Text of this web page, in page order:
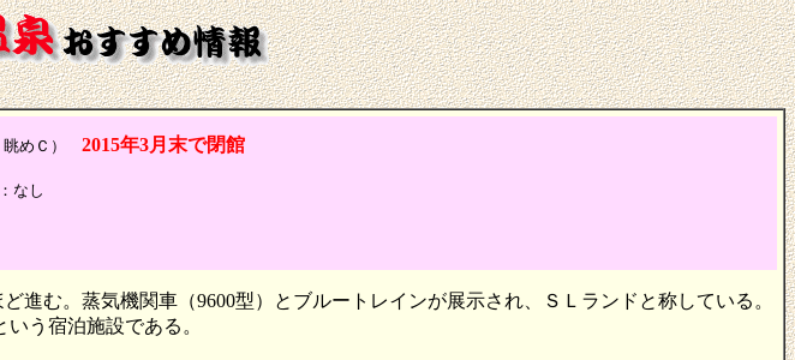
めＣ） 2015年3月末で閉館
なし
進む。蒸気機関車（9600型）とブルートレインが展示され、ＳＬランドと称している。
う宿泊施設である。